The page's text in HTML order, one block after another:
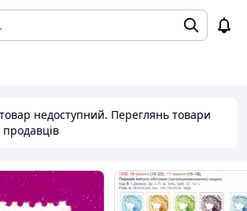
недоступний. Переглянь товари
продавців